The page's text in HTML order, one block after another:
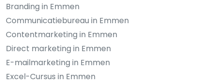
Branding in Emmen
Communicatiebureau in Emmen
Contentmarketing in Emmen
Direct marketing in Emmen
E-mailmarketing in Emmen
Excel-Cursus in Emmen